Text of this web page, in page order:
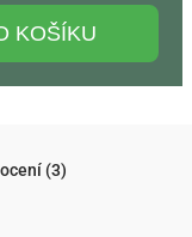
KOŠÍKU
(3)